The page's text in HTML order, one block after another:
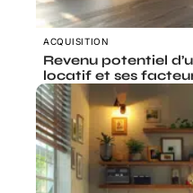
ACQUISITION
Revenu potentiel
locatif et ses